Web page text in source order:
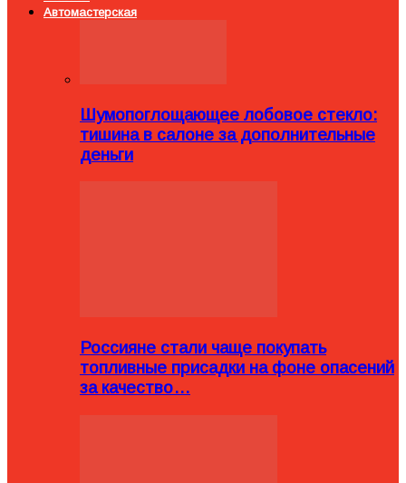
Автомастерская
Шумопоглощающее лобовое стекло:
тишина в салоне за дополнительные
деньги
Россияне стали чаще покупать
топливные присадки на фоне опасений
за качество…